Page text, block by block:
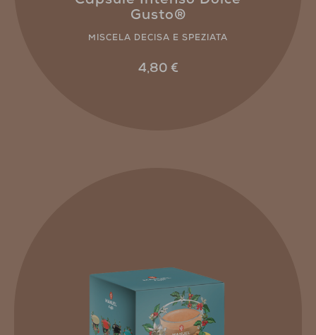
Gusto®
MISCELA DECISA E SPEZIATA
4,80 €